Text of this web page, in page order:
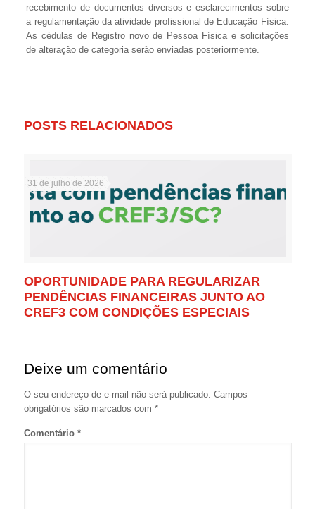
recebimento de documentos diversos e esclarecimentos sobre
a regulamentação da atividade profissional de Educação Física.
As cédulas de Registro novo de Pessoa Física e solicitações
de alteração de categoria serão enviadas posteriormente.
POSTS RELACIONADOS
31 de julho de 2026
OPORTUNIDADE PARA REGULARIZAR
PENDÊNCIAS FINANCEIRAS JUNTO AO
CREF3 COM CONDIÇÕES ESPECIAIS
Deixe um comentário
O seu endereço de e-mail não será publicado. Campos
obrigatórios são marcados com *
Comentário *